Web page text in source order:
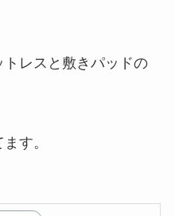
レスと敷きパッドの
す。